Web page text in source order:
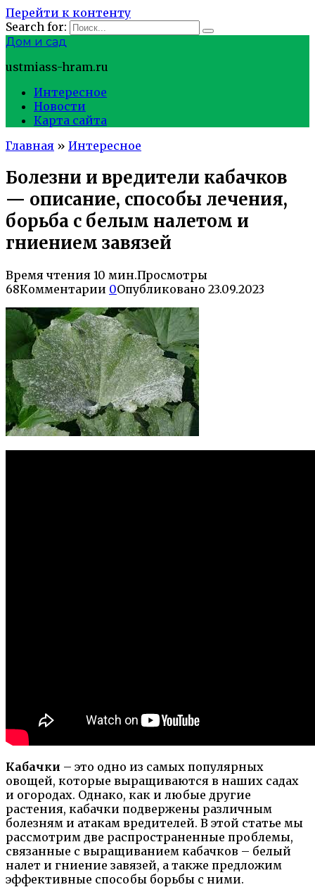
Перейти к контенту
Search for:
Дом и сад
ustmiass-hram.ru
Интересное
Новости
Карта сайта
Главная » Интересное
Болезни и вредители кабачков
— описание, способы лечения,
борьба с белым налетом и
гниением завязей
Время чтения 10 мин.Просмотры
68Комментарии 0Опубликовано 23.09.2023
Кабачки – это одно из самых популярных
овощей, которые выращиваются в наших садах
и огородах. Однако, как и любые другие
растения, кабачки подвержены различным
болезням и атакам вредителей. В этой статье мы
рассмотрим две распространенные проблемы,
связанные с выращиванием кабачков – белый
налет и гниение завязей, а также предложим
эффективные способы борьбы с ними.